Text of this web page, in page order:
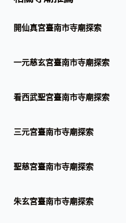
開仙真宮臺南市寺廟探索
一元慈玄宮臺南市寺廟探索
看西武聖宮臺南市寺廟探索
三元宮臺南市寺廟探索
聖慈宮臺南市寺廟探索
朱玄宮臺南市寺廟探索